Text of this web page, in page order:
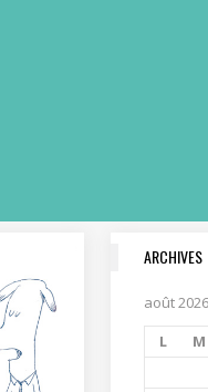
ARCHIVES
août 2026
L
M